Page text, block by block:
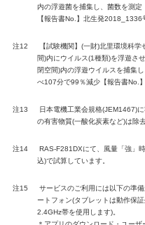
内の浮遊菌を捕集し、菌数を測
【報告書No.】北生発2018_1336
注12 【試験機関】(一財)北里環境科
間)内にウイルス(1種類)を浮遊さ
閉空間)内の浮遊ウイルスを捕集
べ107分で99％減少【報告書No.
注13
日本電機工業会規格(JEM1467)
の有害物質(一酸化炭素など)は除
注14
RAS-F281DXにて、風量「強」
込)で試算しています。
注15
サービスのご利用には以下の準
ートフォン(タブレットは動作保
2.4GHz帯を使用します)。